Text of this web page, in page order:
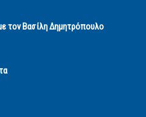
τον Βασίλη Δημητρόπουλο